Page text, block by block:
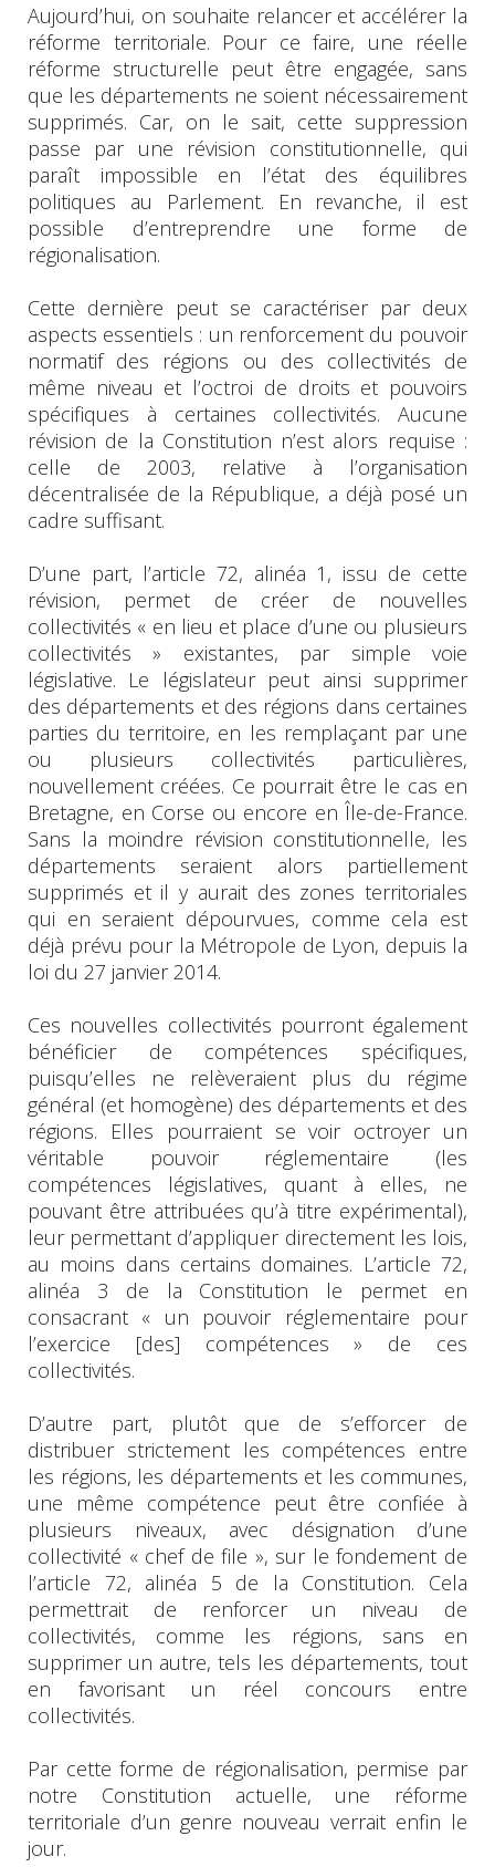
Aujourd’hui, on souhaite relancer et accélérer la
réforme territoriale. Pour ce faire, une réelle
réforme structurelle peut être engagée, sans
que les départements ne soient nécessairement
supprimés. Car, on le sait, cette suppression
passe par une révision constitutionnelle, qui
paraît impossible en l’état des équilibres
politiques au Parlement. En revanche, il est
possible d’entreprendre une forme de
régionalisation.
Cette dernière peut se caractériser par deux
aspects essentiels : un renforcement du pouvoir
normatif des régions ou des collectivités de
même niveau et l’octroi de droits et pouvoirs
spécifiques à certaines collectivités. Aucune
révision de la Constitution n’est alors requise :
celle de 2003, relative à l’organisation
décentralisée de la République, a déjà posé un
cadre suffisant.
D’une part, l’article 72, alinéa 1, issu de cette
révision, permet de créer de nouvelles
collectivités « en lieu et place d’une ou plusieurs
collectivités » existantes, par simple voie
législative. Le législateur peut ainsi supprimer
des départements et des régions dans certaines
parties du territoire, en les remplaçant par une
ou plusieurs collectivités particulières,
nouvellement créées. Ce pourrait être le cas en
Bretagne, en Corse ou encore en Île-de-France.
Sans la moindre révision constitutionnelle, les
départements seraient alors partiellement
supprimés et il y aurait des zones territoriales
qui en seraient dépourvues, comme cela est
déjà prévu pour la Métropole de Lyon, depuis la
loi du 27 janvier 2014.
Ces nouvelles collectivités pourront également
bénéficier de compétences spécifiques,
puisqu’elles ne relèveraient plus du régime
général (et homogène) des départements et des
régions. Elles pourraient se voir octroyer un
véritable pouvoir réglementaire (les
compétences législatives, quant à elles, ne
pouvant être attribuées qu’à titre expérimental),
leur permettant d’appliquer directement les lois,
au moins dans certains domaines. L’article 72,
alinéa 3 de la Constitution le permet en
consacrant « un pouvoir réglementaire pour
l’exercice [des] compétences » de ces
collectivités.
D’autre part, plutôt que de s’efforcer de
distribuer strictement les compétences entre
les régions, les départements et les communes,
une même compétence peut être confiée à
plusieurs niveaux, avec désignation d’une
collectivité « chef de file », sur le fondement de
l’article 72, alinéa 5 de la Constitution. Cela
permettrait de renforcer un niveau de
collectivités, comme les régions, sans en
supprimer un autre, tels les départements, tout
en favorisant un réel concours entre
collectivités.
Par cette forme de régionalisation, permise par
notre Constitution actuelle, une réforme
territoriale d’un genre nouveau verrait enfin le
jour.